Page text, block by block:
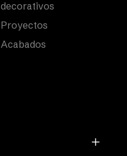
decorativos
Proyectos
Acabados